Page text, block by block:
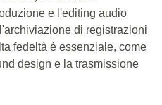
e l'editing audio
di registrazioni
fedeltà è essenziale, come
design e la trasmissione